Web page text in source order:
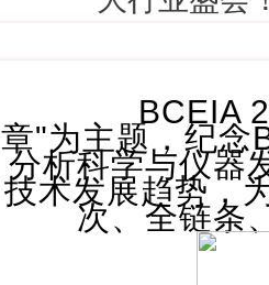
BCEIA
章"为主题，纪念
分析科学与仪器
技术发展趋势，
次、全链条